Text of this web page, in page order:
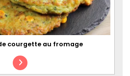
courgette au fromage